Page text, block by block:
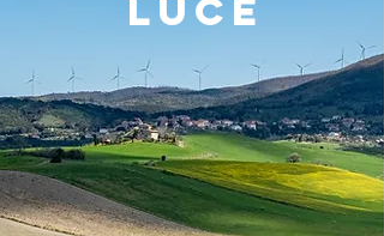
LUCE